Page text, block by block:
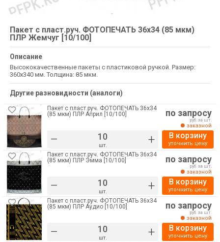
Пакет с пласт.руч. ФОТОПЕЧАТЬ 36х34 (85 мкм)
ПЛР Жемчуг [10/100]
Описание
Высококачественные пакеты с пластиковой ручкой. Размер:
360х340 мм. Толщина: 85 мкм.
Другие разновидности (аналоги)
Пакет с пласт.руч. ФОТОПЕЧАТЬ 36х34
(85 мкм) ПЛР Април [10/100]
– шт. +
по запросу
руб. за шт.
заказной
В корзину
уточнить цену
Пакет с пласт.руч. ФОТОПЕЧАТЬ 36х34
(85 мкм) ПЛР Эмма [10/100]
– шт. +
по запросу
руб. за шт.
заказной
В корзину
уточнить цену
Пакет с пласт.руч. ФОТОПЕЧАТЬ 36х34
(85 мкм) ПЛР Аудио [10/100]
– шт. +
по запросу
руб. за шт.
заказной
В корзину
уточнить цену